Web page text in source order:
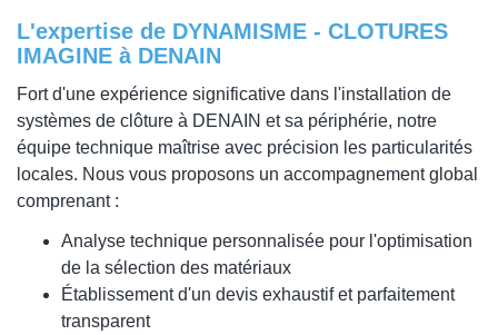
L'expertise de DYNAMISME - CLOTURES
IMAGINE à DENAIN
Fort d'une expérience significative dans l'installation de
systèmes de clôture à DENAIN et sa périphérie, notre
équipe technique maîtrise avec précision les particularités
locales. Nous vous proposons un accompagnement global
comprenant :
Analyse technique personnalisée pour l'optimisation
de la sélection des matériaux
Établissement d'un devis exhaustif et parfaitement
transparent